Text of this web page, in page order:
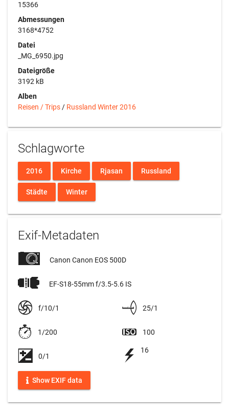
15366
Abmessungen
3168*4752
Datei
_MG_6950.jpg
Dateigröße
3192 kB
Alben
Reisen / Trips / Russland Winter 2016
Schlagworte
2016 Kirche Rjasan Russland
Städte Winter
Exif-Metadaten
Canon Canon EOS 500D
EF-S18-55mm f/3.5-5.6 IS
f/10/1 25/1
1/200 100
0/1
16
Show EXIF data